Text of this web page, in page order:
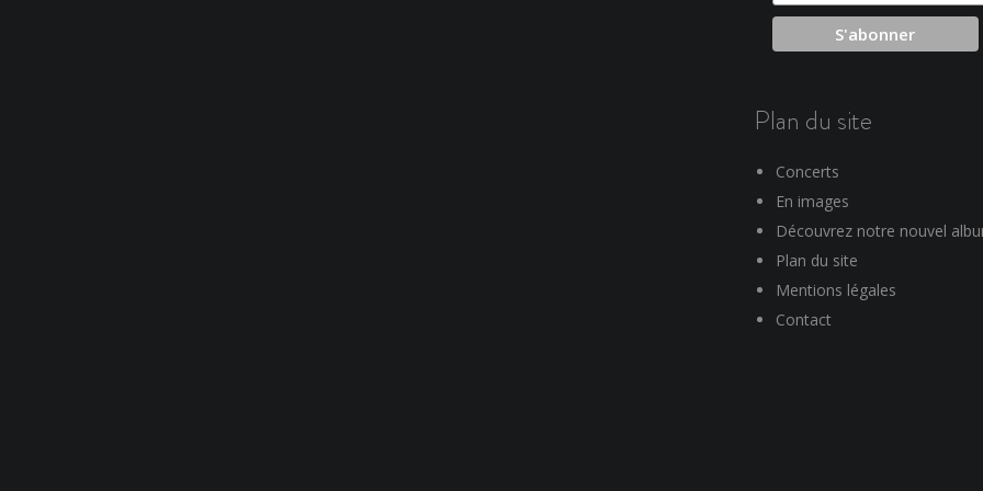
Plan du site
Concerts
En images
Découvrez notre nouvel
Plan du site
Mentions légales
Contact